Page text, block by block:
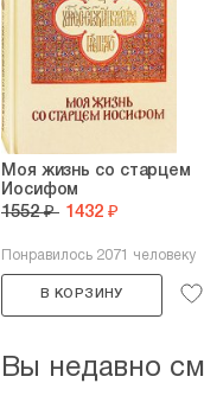
Моя жизнь со старцем
Иосифом
1552 ₽ 1432 ₽
Понравилось 2071 человеку
В КОРЗИНУ
Вы недавно